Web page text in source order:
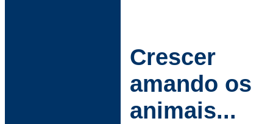
Crescer
amando os
animais...